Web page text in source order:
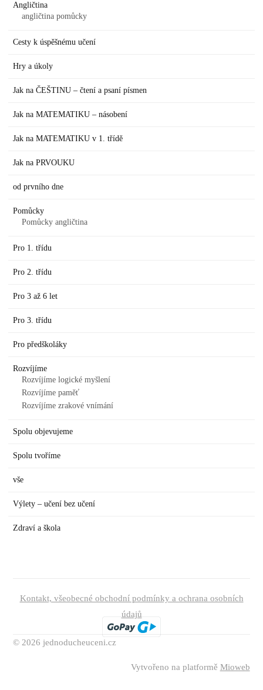
Angličtina
angličtina pomůcky
Cesty k úspěšnému učení
Hry a úkoly
Jak na ČEŠTINU – čtení a psaní písmen
Jak na MATEMATIKU – násobení
Jak na MATEMATIKU v 1. třídě
Jak na PRVOUKU
od prvního dne
Pomůcky
Pomůcky angličtina
Pro 1. třídu
Pro 2. třídu
Pro 3 až 6 let
Pro 3. třídu
Pro předškoláky
Rozvíjíme
Rozvíjíme logické myšlení
Rozvíjíme paměť
Rozvíjíme zrakové vnímání
Spolu objevujeme
Spolu tvoříme
vše
Výlety – učení bez učení
Zdraví a škola
Kontakt, všeobecné obchodní podmínky a ochrana osobních
údajů
© 2026 jednoducheuceni.cz
Vytvořeno na platformě Mioweb